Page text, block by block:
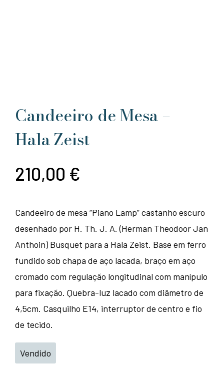
Candeeiro de Mesa –
Hala Zeist
210,00 €
Candeeiro de mesa “Piano Lamp” castanho escuro
desenhado por H. Th. J. A. (Herman Theodoor Jan
Anthoin) Busquet para a Hala Zeist. Base em ferro
fundido sob chapa de aço lacada, braço em aço
cromado com regulação longitudinal com manípulo
para fixação. Quebra-luz lacado com diâmetro de
4,5cm. Casquilho E14, interruptor de centro e fio
de tecido.
Vendido